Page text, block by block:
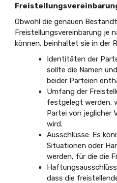
Obwohl die genauen
Freistellungsvereinbarung je
können, beinhaltet sie in der
Identitäten der
sollte die Namen
beider Parteien
Umfang der
festgelegt werden,
Partei von jeglicher
wird.
Ausschlüsse: Es
Situationen oder
werden, für die die
dass die